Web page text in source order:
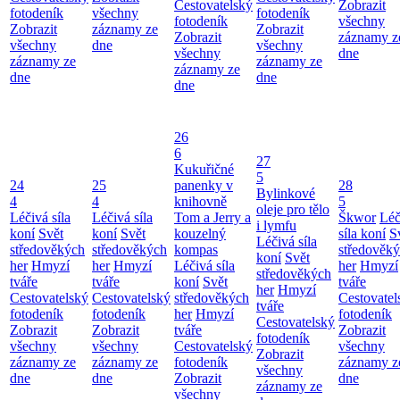
fotodeník
Zobrazit
všechny
záznamy ze
dne
všechny
záznamy ze
dne
Cestovatelský
fotodeník
Zobrazit
všechny
záznamy ze
dne
fotodeník
Zobrazit
všechny
záznamy ze
dne
Zobrazit
všechny
záznamy
dne
24
4
Léčivá síla
koní Svět
středověkých
her Hmyzí
tváře
Cestovatelský
fotodeník
Zobrazit
všechny
záznamy ze
dne
25
4
Léčivá síla
koní Svět
středověkých
her Hmyzí
tváře
Cestovatelský
fotodeník
Zobrazit
všechny
záznamy ze
dne
26
6
Kukuřičné
panenky v
knihovně
Tom a Jerry a
kouzelný
kompas
Léčivá síla
koní Svět
středověkých
her Hmyzí
tváře
Cestovatelský
fotodeník
Zobrazit
všechny
27
5
Bylinkové
oleje pro tělo
i lymfu
Léčivá síla
koní Svět
středověkých
her Hmyzí
tváře
Cestovatelský
fotodeník
Zobrazit
všechny
záznamy ze
28
5
Škwor
síla koní
her Hmyzí
tváře
fotodeník
Zobrazit
všechny
záznamy
dne